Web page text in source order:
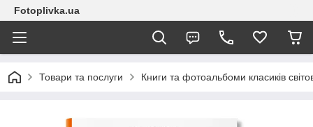
Fotoplivka.ua
Товари та послуги Книги та фотоальбоми класиків